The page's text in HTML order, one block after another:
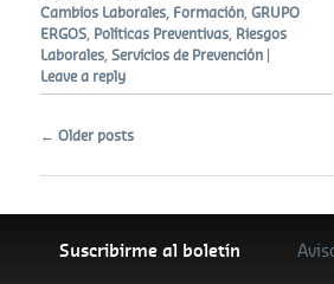
Cambios Laborales Formación ,GRUPO
ERGOS Políticas Preventivas Riesgos
Laborales ,Servicios de Prevención |
Leave a reply
Post navigation
← Older posts
Suscribirme al boletín